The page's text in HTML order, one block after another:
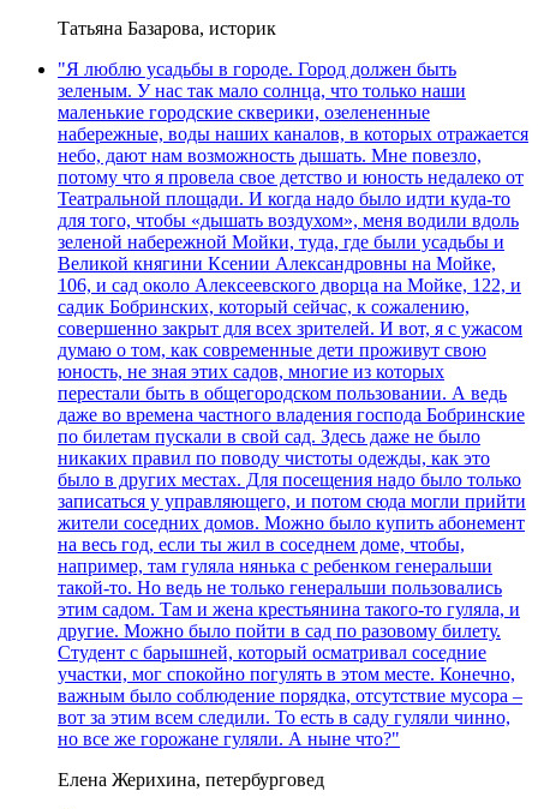
Татьяна Базарова, историк
"Я люблю усадьбы в городе. Город должен быть
зеленым. У нас так мало солнца, что только наши
маленькие городские скверики, озелененные
набережные, воды наших каналов, в которых отражается
небо, дают нам возможность дышать. Мне повезло,
потому что я провела свое детство и юность недалеко от
Театральной площади. И когда надо было идти куда-то
для того, чтобы «дышать воздухом», меня водили вдоль
зеленой набережной Мойки, туда, где были усадьбы и
Великой княгини Ксении Александровны на Мойке,
106, и сад около Алексеевского дворца на Мойке, 122, и
садик Бобринских, который сейчас, к сожалению,
совершенно закрыт для всех зрителей. И вот, я с ужасом
думаю о том, как современные дети проживут свою
юность, не зная этих садов, многие из которых
перестали быть в общегородском пользовании. А ведь
даже во времена частного владения господа Бобринские
по билетам пускали в свой сад. Здесь даже не было
никаких правил по поводу чистоты одежды, как это
было в других местах. Для посещения надо было только
записаться у управляющего, и потом сюда могли прийти
жители соседних домов. Можно было купить абонемент
на весь год, если ты жил в соседнем доме, чтобы,
например, там гуляла нянька с ребенком генеральши
такой-то. Но ведь не только генеральши пользовались
этим садом. Там и жена крестьянина такого-то гуляла, и
другие. Можно было пойти в сад по разовому билету.
Студент с барышней, который осматривал соседние
участки, мог спокойно погулять в этом месте. Конечно,
важным было соблюдение порядка, отсутствие мусора –
вот за этим всем следили. То есть в саду гуляли чинно,
но все же горожане гуляли. А ныне что?"
Елена Жерихина, петербурговед